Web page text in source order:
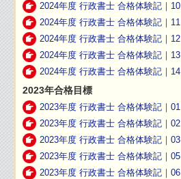
2024年度 行政書士 合格体験記｜10
2024年度 行政書士 合格体験記｜11
2024年度 行政書士 合格体験記｜12
2024年度 行政書士 合格体験記｜13
2024年度 行政書士 合格体験記｜14
2023年合格目標
2023年度 行政書士 合格体験記｜01
2023年度 行政書士 合格体験記｜02
2023年度 行政書士 合格体験記｜03
2023年度 行政書士 合格体験記｜05
2023年度 行政書士 合格体験記｜06